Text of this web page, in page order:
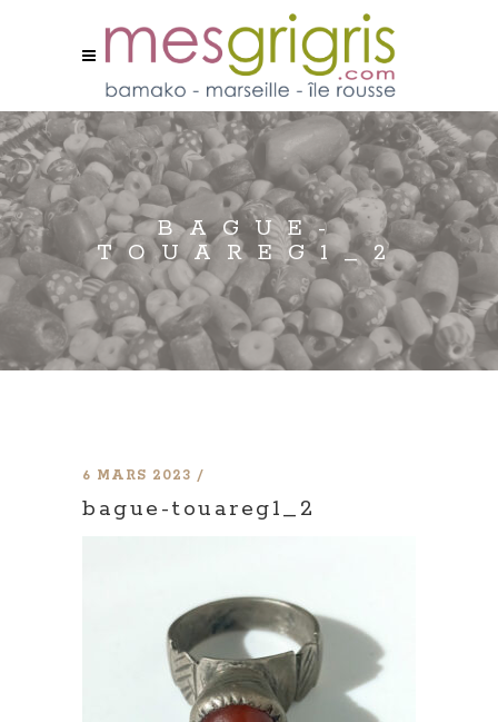
BAGUE-
TOUAREG1_2
6 MARS 2023
bague-touareg1_2